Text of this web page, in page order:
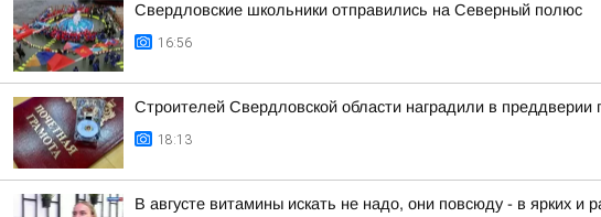
Свердловские школьники отправились на Северный полюс
16:56
Строителей Свердловской области наградили в преддверии
18:13
В августе витамины искать не надо, они повсюду - в ярких и